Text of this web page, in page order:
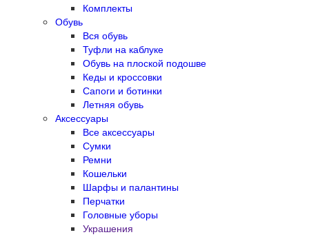
Комплекты
Обувь
Вся обувь
Туфли на каблуке
Обувь на плоской подошве
Кеды и кроссовки
Сапоги и ботинки
Летняя обувь
Аксессуары
Все аксессуары
Сумки
Ремни
Кошельки
Шарфы и палантины
Перчатки
Головные уборы
Украшения